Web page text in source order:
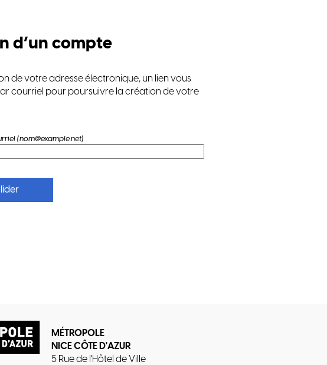
d’un compte
de votre adresse électronique, un lien vous
courriel pour poursuivre la création de votre
(nom@example.net)
MÉTROPOLE
NICE CÔTE D'AZUR
5 Rue de l'Hôtel de Ville